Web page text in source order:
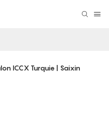
ICCX Turquie | Saixin